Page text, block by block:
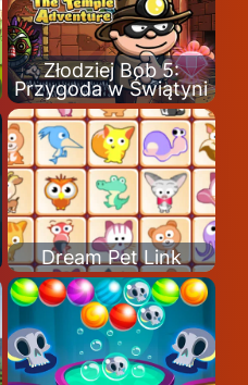
Złodziej Bob 5:
Przygoda w Świątyni
Dream Pet Link